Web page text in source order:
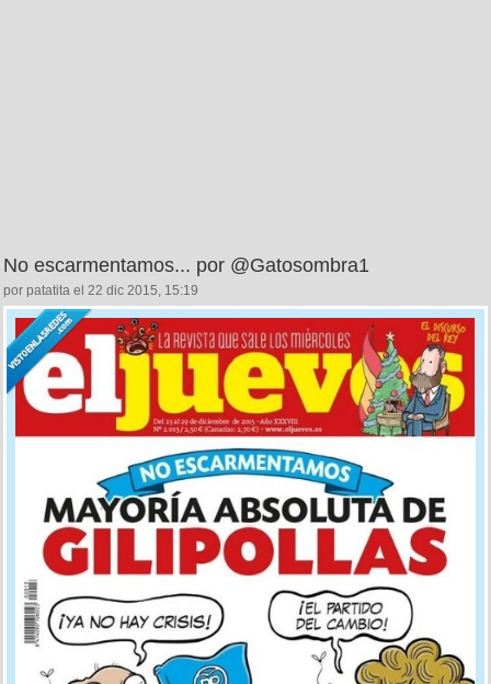
No escarmentamos... por @Gatosombra1
por patatita el 22 dic 2015, 15:19